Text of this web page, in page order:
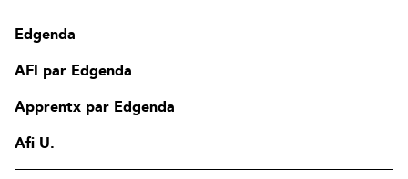
Edgenda
AFI par Edgenda
Apprentx par Edgenda
Afi U.